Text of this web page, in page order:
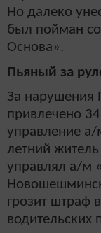
Но далеко
был пойман
Основа».
Пьяный за
За нарушения
привлечено
управление а/
летний
управлял а/м
грозит штраф
водительских